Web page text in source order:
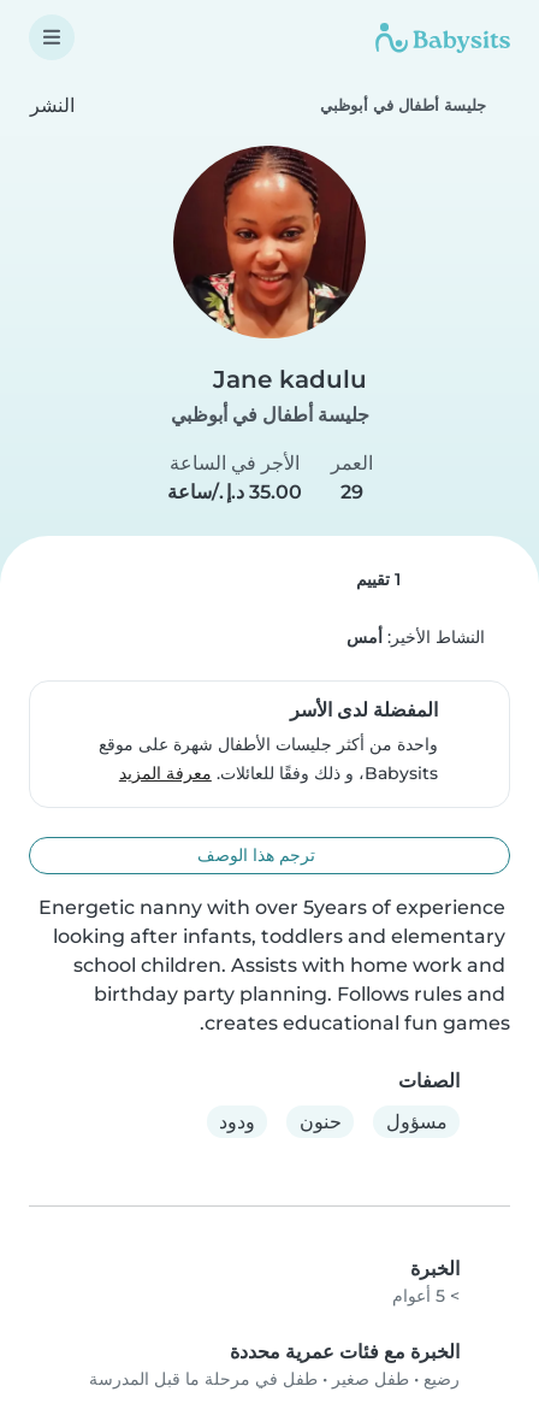
جليسة أطفال في أبوظبي النشر
Jane kadulu
جليسة أطفال في أبوظبي
العمر
29
الأجر في الساعة
النشاط الأخير:أمس
المفضلة لدى الأسر
واحدة من أكثر جليسات الأطفال شهرة على موقع
Babysits، و ذلك وفقًا للعائلات.
معرفة المزيد
ترجم هذا الوصف
Energetic nanny with over 5years of experience
looking after infants, toddlers and elementary
school children. Assists with home work and
birthday party planning. Follows rules and
creates educational fun games.
الصفات
مسؤول
حنون ودود
الخبرة
> 5 أعوام
الخبرة مع فئات عمرية محددة
رضيع • طفل صغير • طفل في مرحلة ما قبل المدرسة